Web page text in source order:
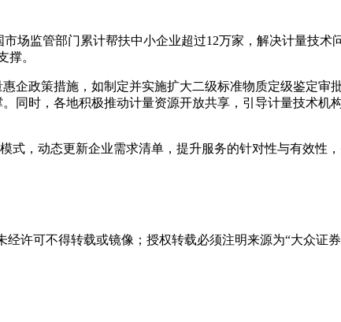
场监管部门累计帮扶中小企业超过12万家，解决计量技术
撑。
企政策措施，如制定并实施扩大二级标准物质定级鉴定审
同时，各地积极推动计量资源开放共享，引导计量技术机
式，动态更新企业需求清单，提升服务的针对性与有效性
许可不得转载或镜像；授权转载必须注明来源为“大众证券